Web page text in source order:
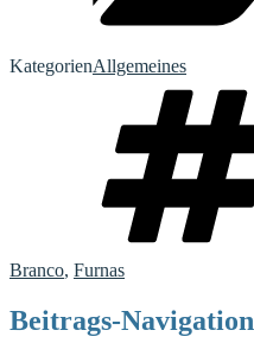
KategorienAllgemeines
Branco, Furnas
Beitrags-Navigation